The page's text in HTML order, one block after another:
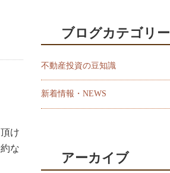
け
な
ブログカテゴリー
不動産投資の豆知識
新着情報・NEWS
アーカイブ